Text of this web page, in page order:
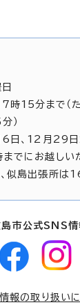
15分まで（
）
6日、12月29
でにお越しい
、似島出張所は
島市公式SNS情
報の取り扱い